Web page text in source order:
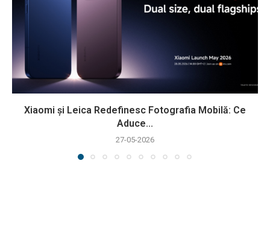
Xiaomi și Leica Redefinesc Fotografia Mobilă: Ce
Aduce...
27-05-2026